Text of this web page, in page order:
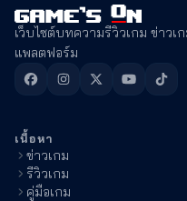
เว็บไซต์บทความรีวิวเกม ข่าว
แพลตฟอร์ม
เนื้อหา
ข่าวเกม
รีวิวเกม
คู่มือเกม